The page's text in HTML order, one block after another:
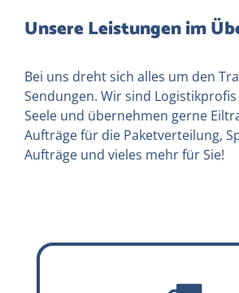
Unsere Leistungen im
Bei uns dreht sich alles um den
Sendungen. Wir sind
Seele und übernehmen gerne
Aufträge für die Paketverteilung,
Aufträge und vieles mehr für Sie!